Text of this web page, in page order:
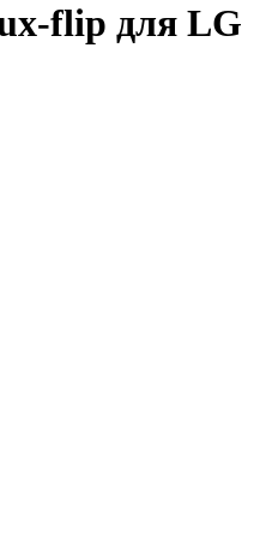
flip для LG